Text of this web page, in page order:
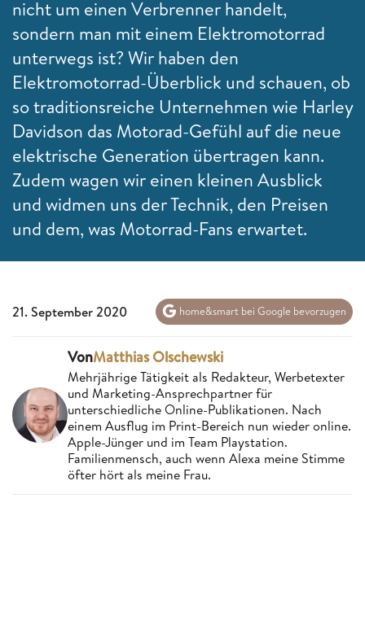
nicht um einen Verbrenner handelt,
sondern man mit einem Elektromotorrad
unterwegs ist? Wir haben den
Elektromotorrad-Überblick und schauen, ob
so traditionsreiche Unternehmen wie Harley
Davidson das Motorad-Gefühl auf die neue
elektrische Generation übertragen kann.
Zudem wagen wir einen kleinen Ausblick
und widmen uns der Technik, den Preisen
und dem, was Motorrad-Fans erwartet.
21. September 2020 home&smart bei Google bevorzugen
VonMatthias Olschewski
Mehrjährige Tätigkeit als Redakteur, Werbetexter
und Marketing-Ansprechpartner für
unterschiedliche Online-Publikationen. Nach
einem Ausflug im Print-Bereich nun wieder online.
Apple-Jünger und im Team Playstation.
Familienmensch, auch wenn Alexa meine Stimme
öfter hört als meine Frau.